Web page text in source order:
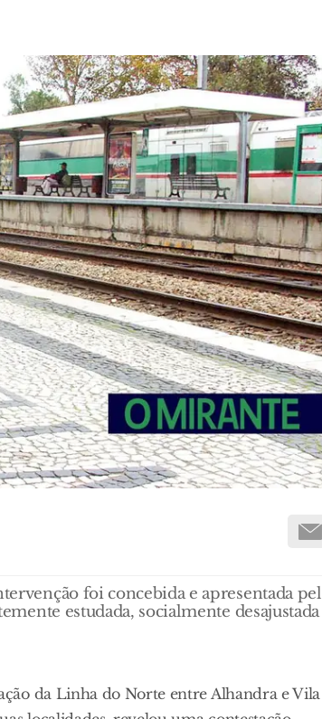
foi concebida e apresentada
estudada, socialmente desajustada
da Linha do Norte entre Alhandra e Vila